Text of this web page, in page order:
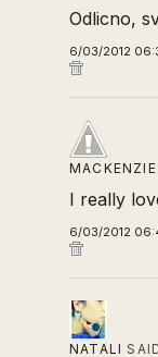
Odlicno,
6/03/2012
MACKENZIE
I really
6/03/2012
NATALI